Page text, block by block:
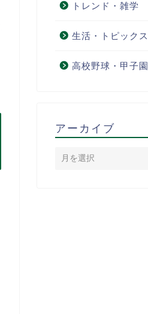
トレンド・雑学
生活・トピックス
高校野球・甲子園
アーカイブ